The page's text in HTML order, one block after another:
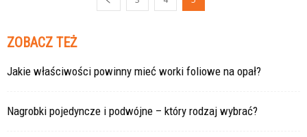
ZOBACZ TEŻ
Jakie właściwości powinny mieć worki foliowe na opał?
Nagrobki pojedyncze i podwójne – który rodzaj wybrać?